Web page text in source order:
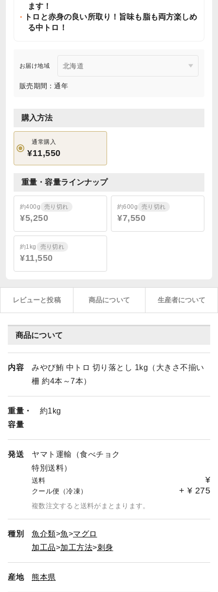
ます！
トロと赤身の良い所取り！旨味も脂も両方楽しめ
る中トロ！
お届け地域
販売期間：通年
購入方法
通常購入
¥11,550
重量・容量ラインナップ
約400g 売り切れ
¥5,250
約600g 売り切れ
¥7,550
約1kg 売り切れ
¥11,550
レビューと投稿 商品について 生産者について
商品について
内容
みやび鮪 中トロ 切り落とし 1kg（大きさ不揃い
柵 約4本～7本）
重量・
容量
約1kg
発送
ヤマト運輸（食べチョク
特別送料）
送料 ¥
クール便（冷凍） + ¥ 275
複数注文すると送料がまとまります。
種別 魚介類 魚
マグロ
加工品
加工方法 刺身
産地 熊本県